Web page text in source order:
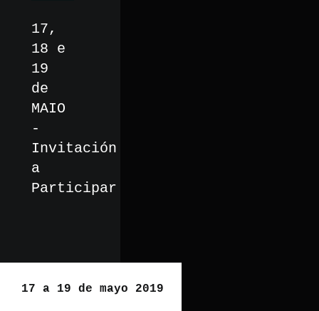
17,
18 e
19
de
MAIO
-
Invitación
a
Participar
17 a 19 de mayo 2019